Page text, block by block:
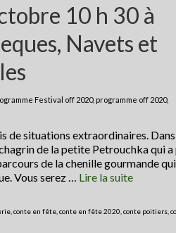
10 h 30 à
Navets et
Festival off 2020, programme off 2020,
de situations extraordinaires.
de la petite Petrouchka qui a
de la chenille gourmande
Vous serez … Lire la suite­­
, conte en fête, conte en fête 2020 conte poitiers,